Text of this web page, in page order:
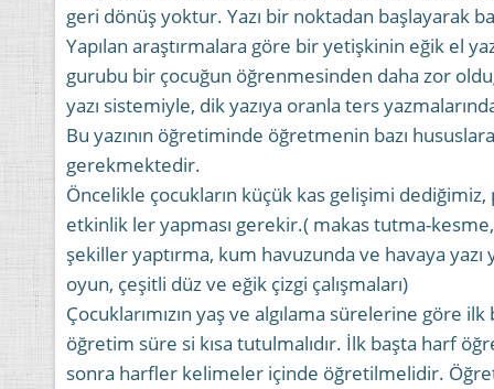
geri dönüş yoktur. Yazı bir noktadan başlayarak
Yapılan araştırmalara göre bir yetişkinin eğik el
gurubu bir çocuğun öğrenmesinden daha zor
yazı sistemiyle, dik yazıya oranla ters
Bu yazının öğretiminde öğretmenin bazı
gerekmektedir.
Öncelikle çocukların küçük kas gelişimi dediğimiz,
etkinlik ler yapması gerekir.( makas tutma-
şekiller yaptırma, kum havuzunda ve havaya yazı
oyun, çeşitli düz ve eğik çizgi çalışmaları)
Çocuklarımızın yaş ve algılama sürelerine göre ilk
öğretim süre si kısa tutulmalıdır. İlk başta harf
sonra harfler kelimeler içinde öğretilmelidir.